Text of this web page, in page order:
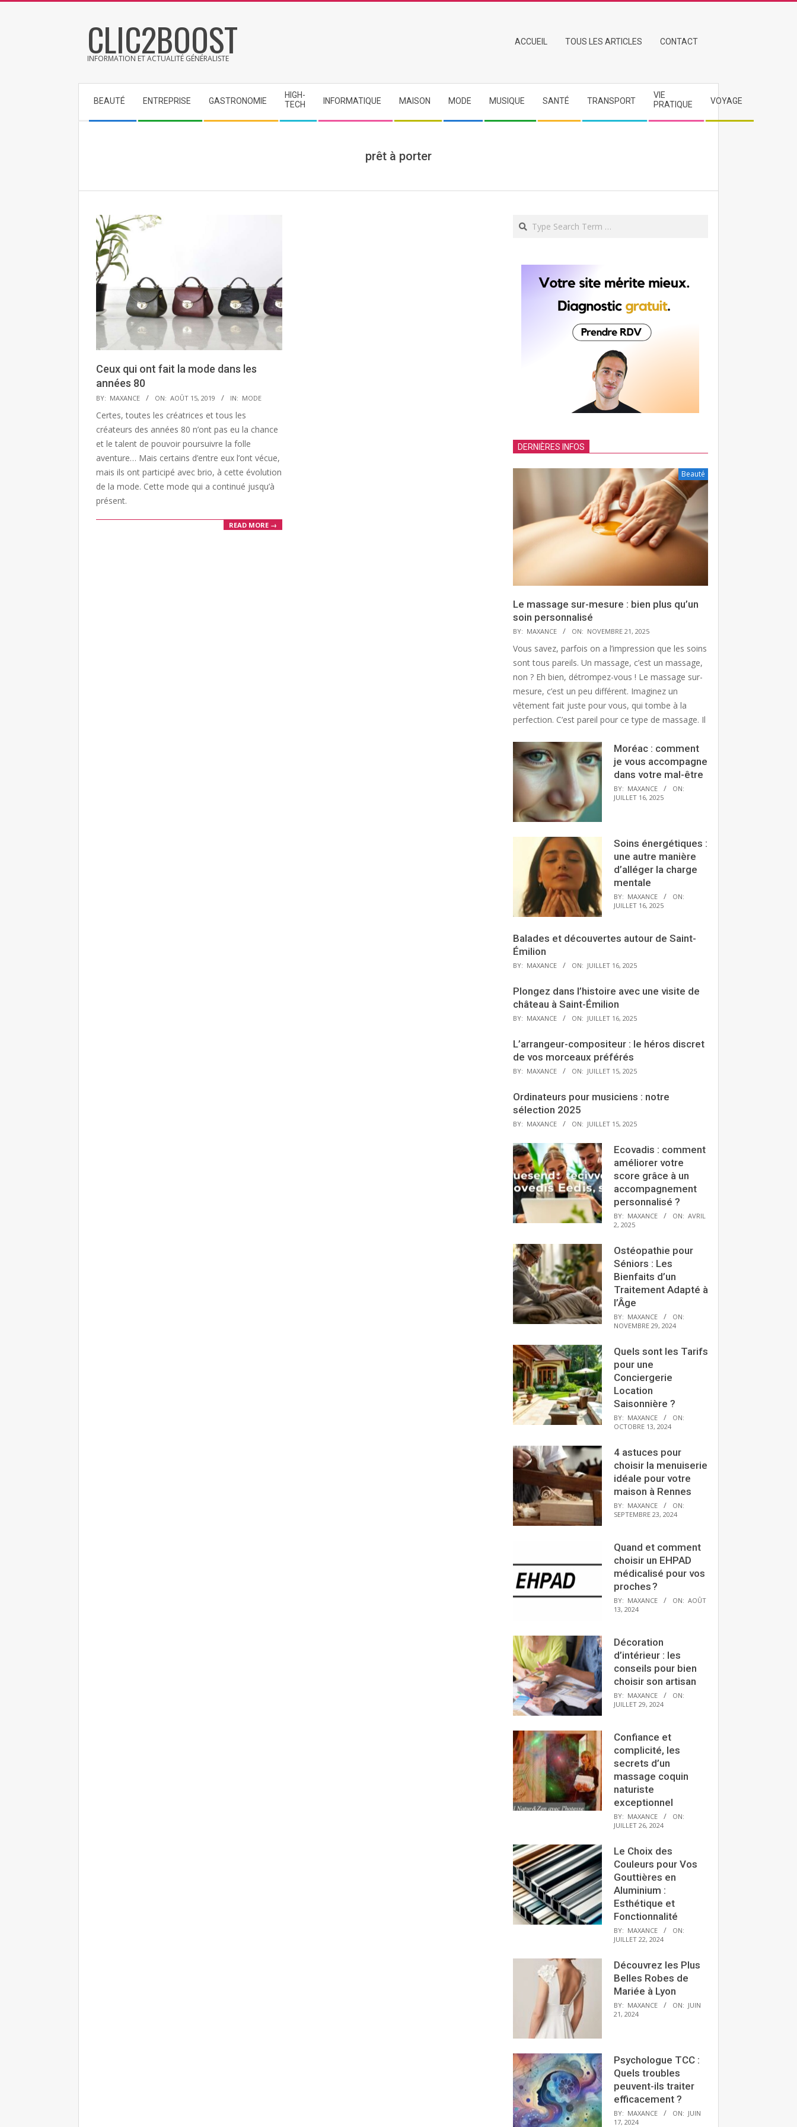
CLIC2BOOST
INFORMATION ET ACTUALITÉ GÉNÉRALISTE
ACCUEIL TOUS LES ARTICLES CONTACT
Navigation
Menu
BEAUTÉ ENTREPRISE GASTRONOMIE
HIGH-
TECH
INFORMATIQUE MAISON MODE MUSIQUE SANTÉ TRANSPORT
VIE
PRATIQUE
VOYAGE
prêt à porter
Ceux qui ont fait la mode dans les
années 80
2019-
08-
BY: MAXANCE ON: AOÛT 15, 2019 IN: MODE
Certes, toutes les créatrices et tous les
créateurs des années 80 n’ont pas eu la chance
et le talent de pouvoir poursuivre la folle
aventure… Mais certains d’entre eux l’ont vécue,
mais ils ont participé avec brio, à cette évolution
de la mode. Cette mode qui a continué jusqu’à
présent.
READ MORE →
Search
DERNIÈRES INFOS
Beauté
Le massage sur-mesure : bien plus qu’un
soin personnalisé
BY: MAXANCE ON: NOVEMBRE 21, 2025
Vous savez, parfois on a l’impression que les soins
sont tous pareils. Un massage, c’est un massage,
non ? Eh bien, détrompez-vous ! Le massage sur-
mesure, c’est un peu différent. Imaginez un
vêtement fait juste pour vous, qui tombe à la
perfection. C’est pareil pour ce type de massage. Il
Moréac : comment
je vous accompagne
dans votre mal-être
BY: MAXANCE
ON:
JUILLET 16, 2025
Soins énergétiques :
une autre manière
d’alléger la charge
mentale
BY: MAXANCE
ON:
JUILLET 16, 2025
Balades et découvertes autour de Saint-
Émilion
BY: MAXANCE ON: JUILLET 16, 2025
Plongez dans l’histoire avec une visite de
château à Saint-Émilion
BY: MAXANCE ON: JUILLET 16, 2025
L’arrangeur-compositeur : le héros discret
de vos morceaux préférés
BY: MAXANCE ON: JUILLET 15, 2025
Ordinateurs pour musiciens : notre
sélection 2025
BY: MAXANCE ON: JUILLET 15, 2025
Ecovadis : comment
améliorer votre
score grâce à un
accompagnement
personnalisé ?
BY: MAXANCE ON: AVRIL
2, 2025
Ostéopathie pour
Séniors : Les
Bienfaits d’un
Traitement Adapté à
l’Âge
BY: MAXANCE
ON:
NOVEMBRE 29, 2024
Quels sont les Tarifs
pour une
Conciergerie
Location
Saisonnière ?
BY: MAXANCE
ON:
OCTOBRE 13, 2024
4 astuces pour
choisir la menuiserie
idéale pour votre
maison à Rennes
BY: MAXANCE
ON:
SEPTEMBRE 23, 2024
Quand et comment
choisir un EHPAD
médicalisé pour vos
proches ?
BY: MAXANCE ON: AOÛT
13, 2024
Décoration
d’intérieur : les
conseils pour bien
choisir son artisan
BY: MAXANCE
ON:
JUILLET 29, 2024
Confiance et
complicité, les
secrets d’un
massage coquin
naturiste
exceptionnel
BY: MAXANCE
ON:
JUILLET 26, 2024
Le Choix des
Couleurs pour Vos
Gouttières en
Aluminium :
Esthétique et
Fonctionnalité
BY: MAXANCE
ON:
JUILLET 22, 2024
Découvrez les Plus
Belles Robes de
Mariée à Lyon
BY: MAXANCE ON: JUIN
21, 2024
Psychologue TCC :
Quels troubles
peuvent-ils traiter
efficacement ?
BY: MAXANCE ON: JUIN
17, 2024